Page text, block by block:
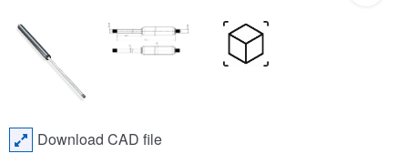
Download CAD file